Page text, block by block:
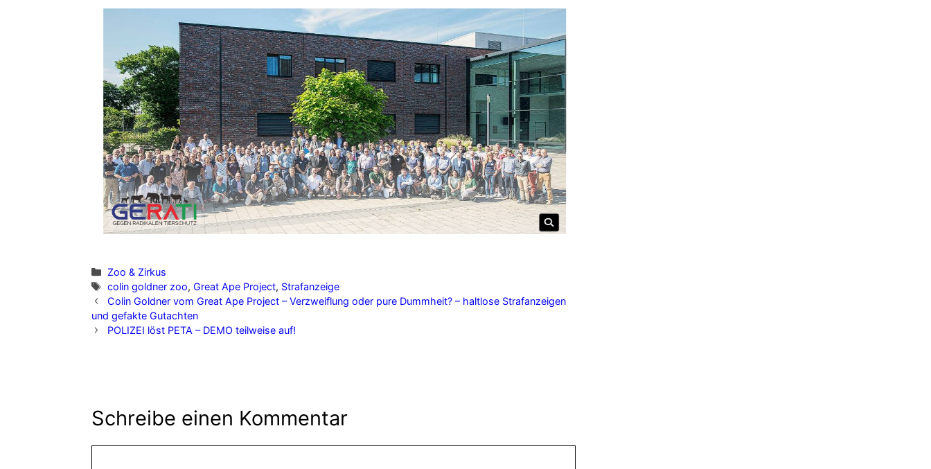
Zoo & Zirkus
colin goldner zoo,Great Ape Project, Strafanzeige
Colin Goldner vom Great Ape Project – Verzweiflung oder pure Dummheit? – haltlose Strafanzeigen
und gefakte Gutachten
POLIZEI löst PETA – DEMO teilweise auf!
Schreibe einen Kommentar